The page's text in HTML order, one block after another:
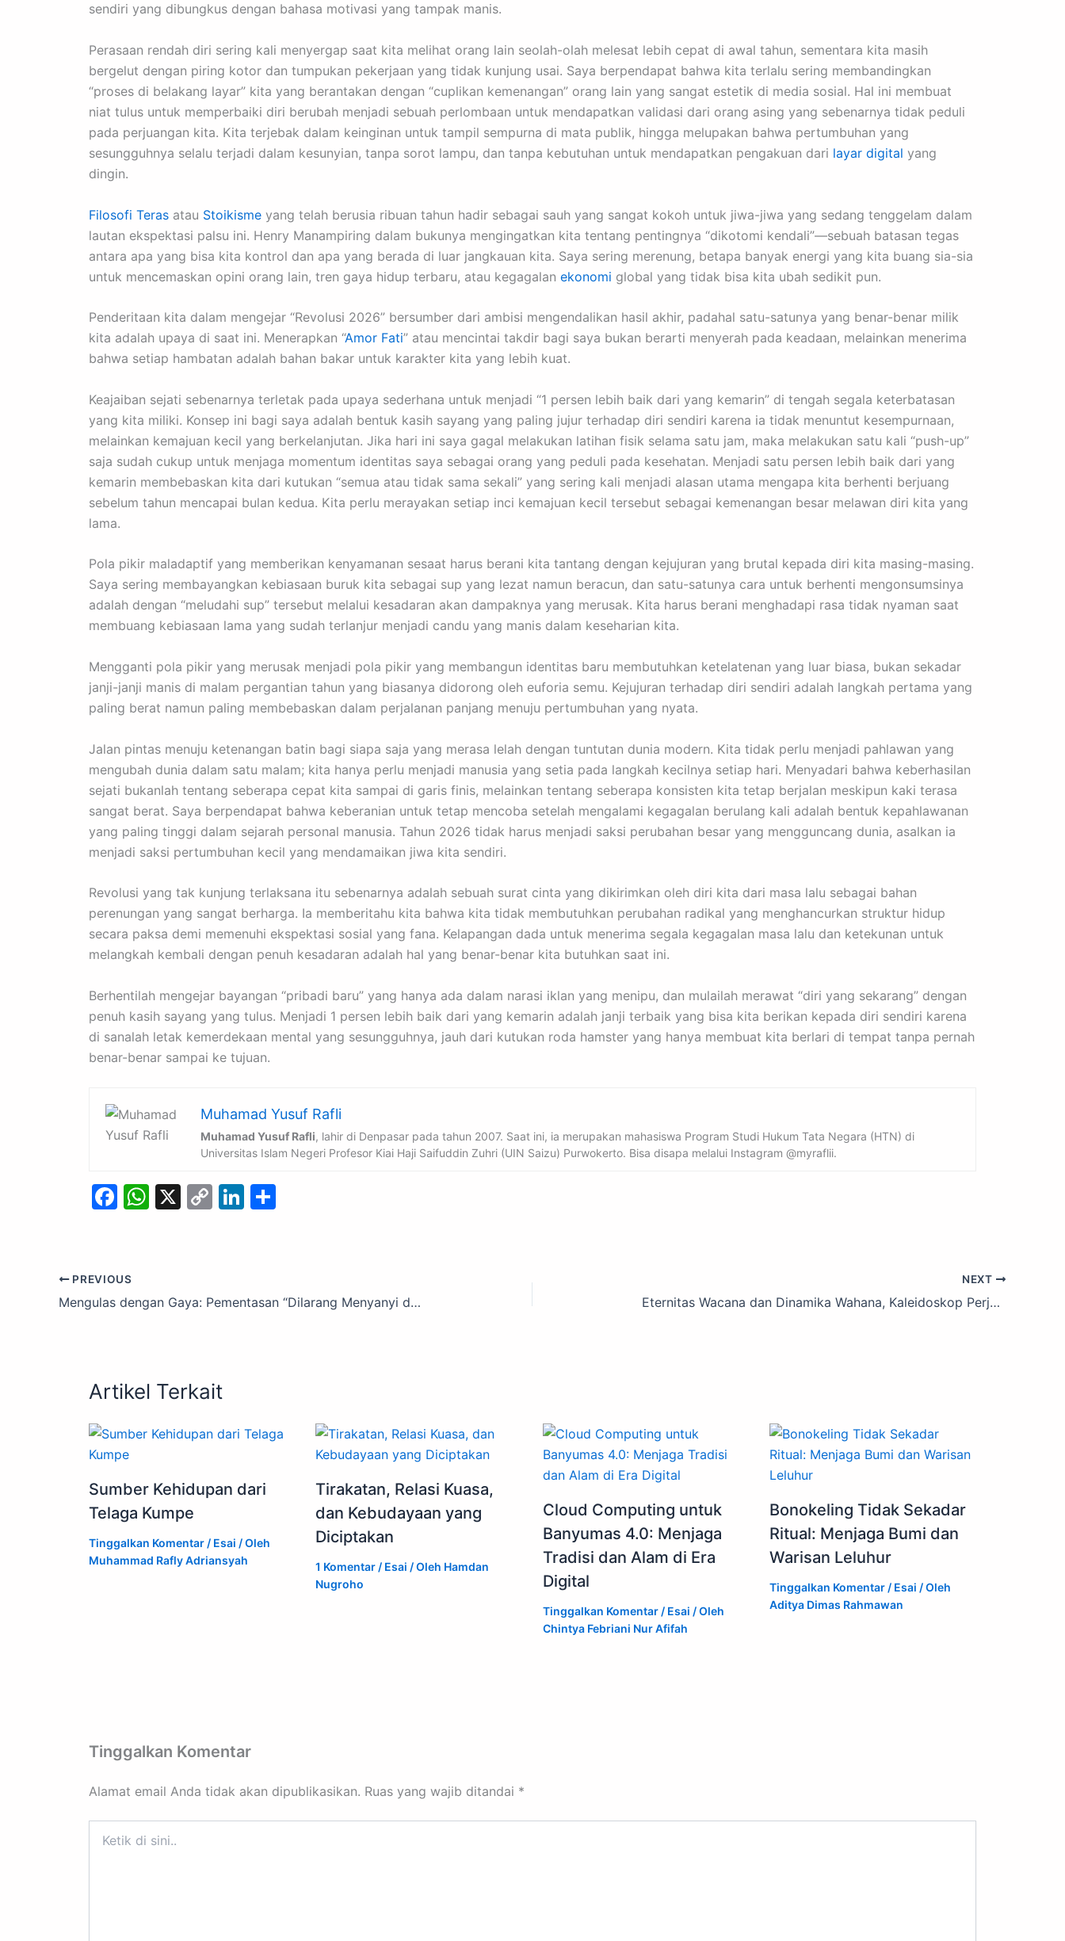
sendiri yang dibungkus dengan bahasa motivasi yang tampak manis.
Perasaan rendah diri sering kali menyergap saat kita melihat orang lain seolah-olah melesat lebih cepat di awal tahun, sementara kita masih
bergelut dengan piring kotor dan tumpukan pekerjaan yang tidak kunjung usai. Saya berpendapat bahwa kita terlalu sering membandingkan
“proses di belakang layar” kita yang berantakan dengan “cuplikan kemenangan” orang lain yang sangat estetik di media sosial. Hal ini membuat
niat tulus untuk memperbaiki diri berubah menjadi sebuah perlombaan untuk mendapatkan validasi dari orang asing yang sebenarnya tidak peduli
pada perjuangan kita. Kita terjebak dalam keinginan untuk tampil sempurna di mata publik, hingga melupakan bahwa pertumbuhan yang
sesungguhnya selalu terjadi dalam kesunyian, tanpa sorot lampu, dan tanpa kebutuhan untuk mendapatkan pengakuan dari layar digital yang
dingin.
Filosofi Teras atau Stoikisme yang telah berusia ribuan tahun hadir sebagai sauh yang sangat kokoh untuk jiwa-jiwa yang sedang tenggelam dalam
lautan ekspektasi palsu ini. Henry Manampiring dalam bukunya mengingatkan kita tentang pentingnya “dikotomi kendali”—sebuah batasan tegas
antara apa yang bisa kita kontrol dan apa yang berada di luar jangkauan kita. Saya sering merenung, betapa banyak energi yang kita buang sia-sia
untuk mencemaskan opini orang lain, tren gaya hidup terbaru, atau kegagalan ekonomi global yang tidak bisa kita ubah sedikit pun.
Penderitaan kita dalam mengejar “Revolusi 2026” bersumber dari ambisi mengendalikan hasil akhir, padahal satu-satunya yang benar-benar milik
kita adalah upaya di saat ini. Menerapkan “Amor Fati” atau mencintai takdir bagi saya bukan berarti menyerah pada keadaan, melainkan menerima
bahwa setiap hambatan adalah bahan bakar untuk karakter kita yang lebih kuat.
Keajaiban sejati sebenarnya terletak pada upaya sederhana untuk menjadi “1 persen lebih baik dari yang kemarin” di tengah segala keterbatasan
yang kita miliki. Konsep ini bagi saya adalah bentuk kasih sayang yang paling jujur terhadap diri sendiri karena ia tidak menuntut kesempurnaan,
melainkan kemajuan kecil yang berkelanjutan. Jika hari ini saya gagal melakukan latihan fisik selama satu jam, maka melakukan satu kali “push-up”
saja sudah cukup untuk menjaga momentum identitas saya sebagai orang yang peduli pada kesehatan. Menjadi satu persen lebih baik dari yang
kemarin membebaskan kita dari kutukan “semua atau tidak sama sekali” yang sering kali menjadi alasan utama mengapa kita berhenti berjuang
sebelum tahun mencapai bulan kedua. Kita perlu merayakan setiap inci kemajuan kecil tersebut sebagai kemenangan besar melawan diri kita yang
lama.
Pola pikir maladaptif yang memberikan kenyamanan sesaat harus berani kita tantang dengan kejujuran yang brutal kepada diri kita masing-masing.
Saya sering membayangkan kebiasaan buruk kita sebagai sup yang lezat namun beracun, dan satu-satunya cara untuk berhenti mengonsumsinya
adalah dengan “meludahi sup” tersebut melalui kesadaran akan dampaknya yang merusak. Kita harus berani menghadapi rasa tidak nyaman saat
membuang kebiasaan lama yang sudah terlanjur menjadi candu yang manis dalam keseharian kita.
Mengganti pola pikir yang merusak menjadi pola pikir yang membangun identitas baru membutuhkan ketelatenan yang luar biasa, bukan sekadar
janji-janji manis di malam pergantian tahun yang biasanya didorong oleh euforia semu. Kejujuran terhadap diri sendiri adalah langkah pertama yang
paling berat namun paling membebaskan dalam perjalanan panjang menuju pertumbuhan yang nyata.
Jalan pintas menuju ketenangan batin bagi siapa saja yang merasa lelah dengan tuntutan dunia modern. Kita tidak perlu menjadi pahlawan yang
mengubah dunia dalam satu malam; kita hanya perlu menjadi manusia yang setia pada langkah kecilnya setiap hari. Menyadari bahwa keberhasilan
sejati bukanlah tentang seberapa cepat kita sampai di garis finis, melainkan tentang seberapa konsisten kita tetap berjalan meskipun kaki terasa
sangat berat. Saya berpendapat bahwa keberanian untuk tetap mencoba setelah mengalami kegagalan berulang kali adalah bentuk kepahlawanan
yang paling tinggi dalam sejarah personal manusia. Tahun 2026 tidak harus menjadi saksi perubahan besar yang mengguncang dunia, asalkan ia
menjadi saksi pertumbuhan kecil yang mendamaikan jiwa kita sendiri.
Revolusi yang tak kunjung terlaksana itu sebenarnya adalah sebuah surat cinta yang dikirimkan oleh diri kita dari masa lalu sebagai bahan
perenungan yang sangat berharga. Ia memberitahu kita bahwa kita tidak membutuhkan perubahan radikal yang menghancurkan struktur hidup
secara paksa demi memenuhi ekspektasi sosial yang fana. Kelapangan dada untuk menerima segala kegagalan masa lalu dan ketekunan untuk
melangkah kembali dengan penuh kesadaran adalah hal yang benar-benar kita butuhkan saat ini.
Berhentilah mengejar bayangan “pribadi baru” yang hanya ada dalam narasi iklan yang menipu, dan mulailah merawat “diri yang sekarang” dengan
penuh kasih sayang yang tulus. Menjadi 1 persen lebih baik dari yang kemarin adalah janji terbaik yang bisa kita berikan kepada diri sendiri karena
di sanalah letak kemerdekaan mental yang sesungguhnya, jauh dari kutukan roda hamster yang hanya membuat kita berlari di tempat tanpa pernah
benar-benar sampai ke tujuan.
Muhamad Yusuf Rafli
Muhamad Yusuf Rafli, lahir di Denpasar pada tahun 2007. Saat ini, ia merupakan mahasiswa Program Studi Hukum Tata Negara (HTN) di
Universitas Islam Negeri Profesor Kiai Haji Saifuddin Zuhri (UIN Saizu) Purwokerto. Bisa disapa melalui Instagram @myraflii.
F
e
b
W
A
X
C
Li
Li
dI
PREVIOUS
Mengulas dengan Gaya: Pementasan “Dilarang Menyanyi di Kamar Mandi” Oleh Teater Samastha
NEXT
Eternitas Wacana dan Dinamika Wahana, Kaleidoskop Perjalanan Situs bilfest.id 2025
Artikel Terkait
Sumber Kehidupan dari
Telaga Kumpe
Tinggalkan Komentar / Esai / Oleh
Muhammad Rafly Adriansyah
Tirakatan, Relasi Kuasa,
dan Kebudayaan yang
Diciptakan
1 Komentar / Esai / Oleh Hamdan
Nugroho
Cloud Computing untuk
Banyumas 4.0: Menjaga
Tradisi dan Alam di Era
Digital
Tinggalkan Komentar / Esai / Oleh
Chintya Febriani Nur Afifah
Bonokeling Tidak Sekadar
Ritual: Menjaga Bumi dan
Warisan Leluhur
Tinggalkan Komentar / Esai / Oleh
Aditya Dimas Rahmawan
Tinggalkan Komentar
Alamat email Anda tidak akan dipublikasikan. Ruas yang wajib ditandai *